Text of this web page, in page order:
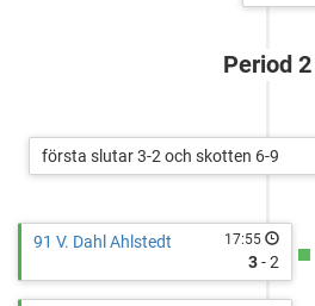
Period 2
första slutar 3-2 och skotten 6-9
91 V. Dahl Ahlstedt 17:55
3- 2